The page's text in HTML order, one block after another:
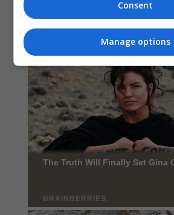
Consent
Manage options